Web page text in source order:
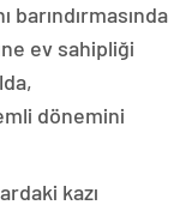
barındırmasında
ev sahipliği
dönemini
kazı